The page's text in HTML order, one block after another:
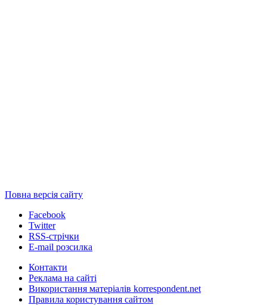
Повна версія сайту
Facebook
Twitter
RSS-стрічки
E-mail розсилка
Контакти
Реклама на сайті
Використання матеріалів korrespondent.net
Правила користування сайтом